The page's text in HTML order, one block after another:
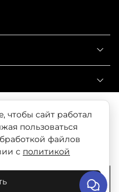
без письменного
вы даете согласие
обеспечивают
с нашей
чтобы сайт работал
пользоваться
файлов
с политикой